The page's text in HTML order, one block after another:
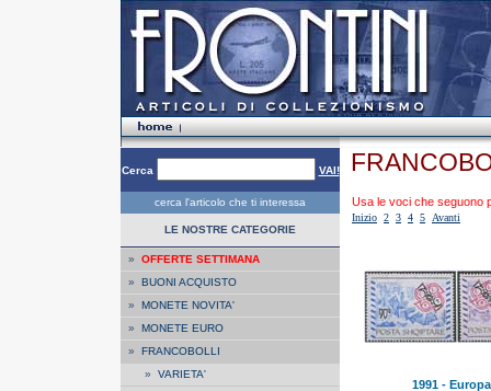
Cerca VAI!
cerca l'articolo che ti interessa
LE NOSTRE CATEGORIE
» OFFERTE SETTIMANA
» BUONI ACQUISTO
» MONETE NOVITA'
» MONETE EURO
» FRANCOBOLLI
» VARIETA'
Usa le voci che seguono
Inizio 2 3 4 5 Avanti
1991 -